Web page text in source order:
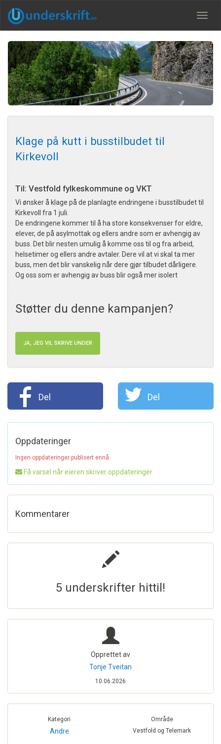
Meny
Klage på kutt i busstilbudet til
Kirkevoll
Til: Vestfold fylkeskommune og VKT
Vi ønsker å klage på de planlagte endringene i busstilbudet til
Kirkevoll fra 1 juli.
De endringene kommer til å ha store konsekvenser for eldre,
elever, de på asylmottak og ellers andre som er avhengig av
buss. Det blir nesten umulig å komme oss til og fra arbeid,
helsetimer og ellers andre avtaler. Dere vil at vi skal ta mer
buss, men det blir vanskelig når dere gjør tilbudet dårligere.
Og oss som er avhengig av buss blir også mer isolert
Støtter du denne kampanjen?
JA, JEG VIL SKRIVE UNDER
Del Del
Oppdateringer
Ingen oppdateringer publisert ennå
Få varsel når eieren skriver oppdateringer
Kommentarer
5 underskrifter hittil!
Opprettet av
Tonje Tveitan
10.06.2026
Kategori
Andre
Område
Vestfold og Telemark